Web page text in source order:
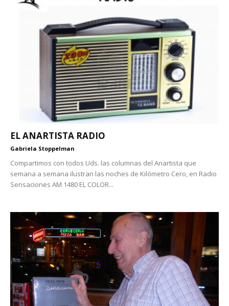
EL ANARTISTA RADIO
Gabriela Stoppelman
Compartimos con todos Uds. las columnas del Anartista que
semana a semana ilustran las noches de Kilómetro Cero, en Radio
Sensaciones AM 1480 EL COLOR...